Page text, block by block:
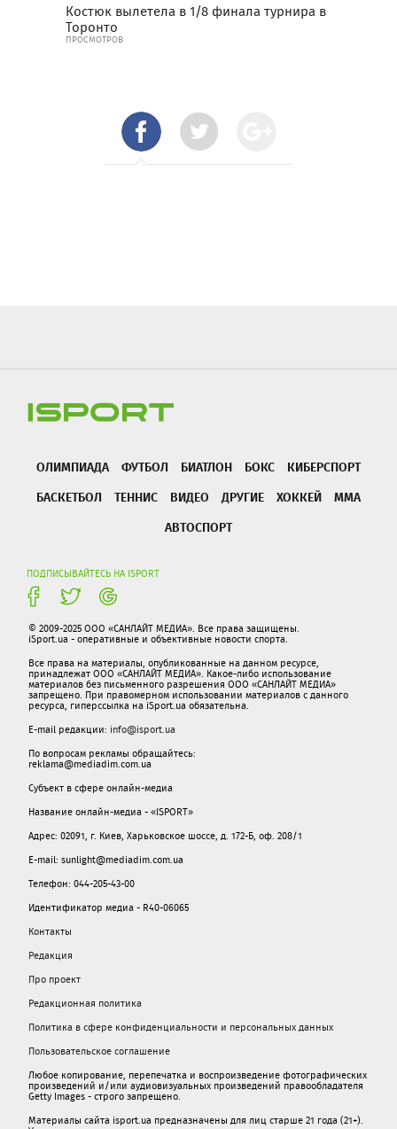
Костюк вылетела в 1/8 финала турнира в
Торонто
ПРОСМОТРОВ
ОЛИМПИАДА ФУТБОЛ БИАТЛОН БОКС
КИБЕРСПОРТ
БАСКЕТБОЛ
ТЕННИС ВИДЕО ДРУГИЕ ХОККЕЙ
ММА
АВТОСПОРТ
ПОДПИСЫВАЙТЕСЬ НА ISPORT
© 2009-2025 ООО «САНЛАЙТ МЕДИА». Все права защищены.
iSport.ua - оперативные и объективные новости спорта.
Все права на материалы, опубликованные на данном ресурсе,
принадлежат ООО «САНЛАЙТ МЕДИА». Какое-либо использование
материалов без письменного разрешения ООО «САНЛАЙТ МЕДИА»
запрещено. При правомерном использовании материалов с данного
ресурса, гиперссылка на iSport.ua обязательна.
E-mail редакции: info@isport.ua
По вопросам рекламы обращайтесь:
reklama@mediadim.com.ua
Субъект в сфере онлайн-медиа
Название онлайн-медиа - «ISPORT»
Адрес: 02091, г. Киев, Харьковское шоссе, д. 172-Б, оф. 208/1
E-mail: sunlight@mediadim.com.ua
Телефон: 044-205-43-00
Идентификатор медиа - R40-06065
Контакты
Редакция
Про проект
Редакционная политика
Политика в сфере конфиденциальности и персональных данных
Пользовательское соглашение
Любое копирование, перепечатка и воспроизведение фотографических
произведений и/или аудиовизуальных произведений правообладателя
Getty Images - строго запрещено.
Материалы сайта isport.ua предназначены для лиц старше 21 года (21+).